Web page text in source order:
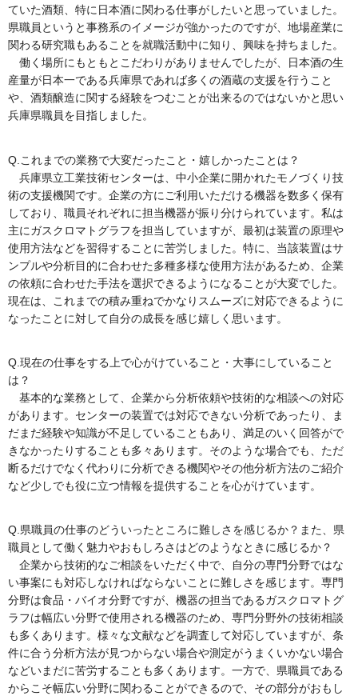
ていた酒類、特に日本酒に関わる仕事がしたいと思っていました。
県職員というと事務系のイメージが強かったのですが、地場産業に
関わる研究職もあることを就職活動中に知り、興味を持ちました。
働く場所にもともとこだわりがありませんでしたが、日本酒の生
産量が日本一である兵庫県であれば多くの酒蔵の支援を行うこと
や、酒類醸造に関する経験をつむことが出来るのではないかと思い
兵庫県職員を目指しました。
Q.これまでの業務で大変だったこと・嬉しかったことは？
兵庫県立工業技術センターは、中小企業に開かれたモノづくり技
術の支援機関です。企業の方にご利用いただける機器を数多く保有
しており、職員それぞれに担当機器が振り分けられています。私は
主にガスクロマトグラフを担当していますが、最初は装置の原理や
使用方法などを習得することに苦労しました。特に、当該装置はサ
ンプルや分析目的に合わせた多種多様な使用方法があるため、企業
の依頼に合わせた手法を選択できるようになることが大変でした。
現在は、これまでの積み重ねでかなりスムーズに対応できるように
なったことに対して自分の成長を感じ嬉しく思います。
Q.現在の仕事をする上で心がけていること・大事にしていること
は？
基本的な業務として、企業から分析依頼や技術的な相談への対応
があります。センターの装置では対応できない分析であったり、ま
だまだ経験や知識が不足していることもあり、満足のいく回答がで
きなかったりすることも多々あります。そのような場合でも、ただ
断るだけでなく代わりに分析できる機関やその他分析方法のご紹介
など少しでも役に立つ情報を提供することを心がけています。
Q.県職員の仕事のどういったところに難しさを感じるか？また、県
職員として働く魅力やおもしろさはどのようなときに感じるか？
企業から技術的なご相談をいただく中で、自分の専門分野ではな
い事案にも対応しなければならないことに難しさを感じます。専門
分野は食品・バイオ分野ですが、機器の担当であるガスクロマトグ
ラフは幅広い分野で使用される機器のため、専門分野外の技術相談
も多くあります。様々な文献などを調査して対応していますが、条
件に合う分析方法が見つからない場合や測定がうまくいかない場合
などいまだに苦労することも多くあります。一方で、県職員である
からこそ幅広い分野に関わることができるので、その部分がおもし